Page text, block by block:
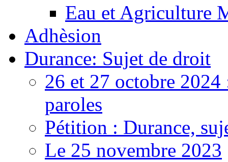
Eau et Agriculture
Adhèsion
Durance: Sujet de droit
26 et 27 octobre 2024
paroles
Pétition : Durance,
Le 25 novembre 2023